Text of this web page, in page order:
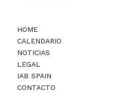
HOME
CALENDARIO
NOTICIAS
LEGAL
IAB SPAIN
CONTACTO